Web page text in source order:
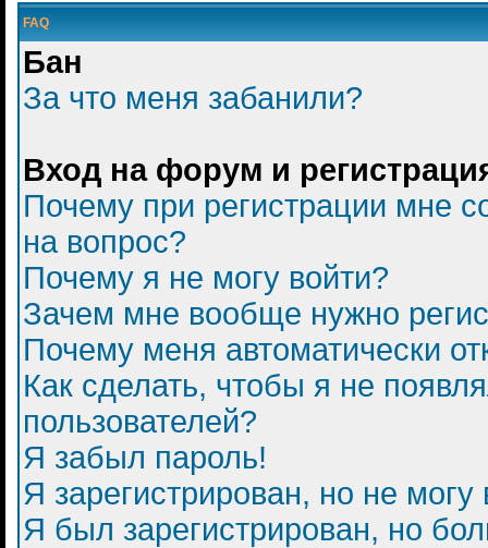
FAQ
Бан
За что меня забанили?
Вход на форум и
Почему при регистрации мне
на вопрос?
Почему я не могу войти?
Зачем мне вообще нужно
Почему меня автоматически
Как сделать, чтобы я не
пользователей?
Я забыл пароль!
Я зарегистрирован, но не могу
Я был зарегистрирован, но